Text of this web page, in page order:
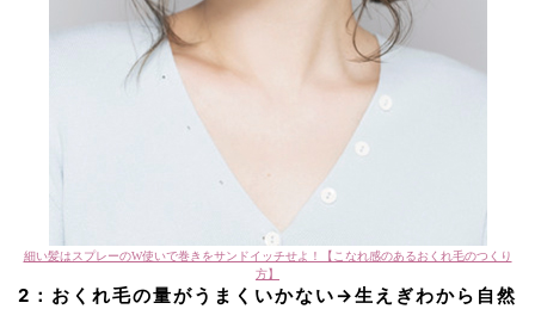
細い髪はスプレーのW使いで巻きをサンドイッチせよ！【こなれ感のあるおくれ毛のつくり
方】
2：おくれ毛の量がうまくいかない→生えぎわから自然